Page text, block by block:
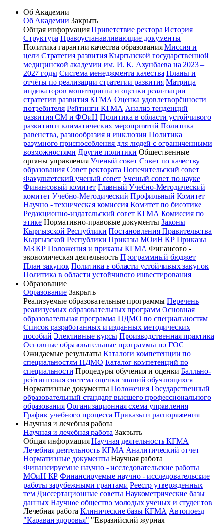
Об Академии
Об Академии Закрыть
Общая информация Приветствие ректора История
Структура Правоустанавливающие документы
Политика гарантии качества образования Миссия и
цели Стратегия развития Кыргызской государственной
медицинской академии им. И. К. Ахунбаева на 2023 –
2027 годы Система менеджмента качества Планы и
отчёты по реализации стратегии развития Матрица
индикаторов мониторинга и оценки реализации
стратегии развития КГМА Оценка удовлетворённости
потребителя Рейтинги КГМА Анализ тенденций
развития СМ и ФОиН Политика в области устойчивого
развития и климатических мероприятий Политика
равенства, разнообразия и инклюзии Политика
разумного приспособления для людей с ограниченными
возможностями Другие политики Общественные
органы управления Ученый совет Совет по качеству
образования Совет ректората Попечительский совет
Факультетский ученый совет Ученый совет по науке
Финансовый комитет Главный Учебно-Методический
комитет Учебно-Методический Профильный Комитет
Научно - техническая комиссия Комитет по биоэтике
Редакционно-издательский совет КГМА Комиссия по
этике Нормативно-правовые документы Законы
Кыргызской Республики Постановления Правительства
Кыргызской Республики Приказы МОиН КР Приказы
МЗ КР Положения и приказы КГМА Финансово -
экономическая деятельность Программный бюджет
План закупок Политика в области устойчивых закупок
Политика в области устойчивого инвестирования
Образование
Образование Закрыть
Реализуемые образовательные программы Перечень
реализуемых образовательных программ Основная
образовательная программа ПДМО по специальностям
Список разработанных и изданных методических
пособий Элективные курсы Производственная практика
Основные образовательные программы по ГОС
Ожидаемые результаты Каталоги компетенции по
специальностям ПДМО Каталог компетенций по
специальности Процедуры обучения и оценки Балльно-
рейтинговая система оценки знаний обучающихся
Нормативные документы Положения Государственный
образовательный стандарт высшего профессионального
образования Организационная схема управления
График учебного процесса Приказы и распоряжения
Научная и лечебная работа
Научная и лечебная работа Закрыть
Общая информация Научная деятельность КГМА
Лечебная деятельность КГМА Аналитический отчет
Нормативные документы Научная работа
Финансируемые научно - исследовательские работы
МОиН КР Финансируемые научно - исследовательские
работы зарубежными грантами Реестр утвержденных
тем Диссертационные советы Наукометрические базы
данных Научное общество молодых ученых и студентов
Лечебная работа Клинические базы КГМА Автопоезд
"Караван здоровья" "Евразийский журнал